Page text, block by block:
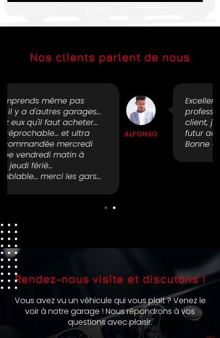
Nos clients parlent de nous
Excellent contact ! Très
professionnel et à l’écoute du
client, je pense revenir pour le
futur acheter un autre véhicule.
Bonne continuation
ALFONSO
Rendez-nous visite et discutons !
Vous avez vu un véhicule qui vous plait ? Venez le
voir à notre garage ! Nous répondrons à vos
questions avec plaisir.